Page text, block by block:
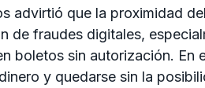
advirtió que la proximidad
de fraudes digitales,
boletos sin autorización. En
y quedarse sin la